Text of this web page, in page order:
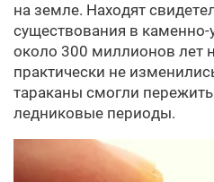
на земле. Находят
существования в
около 300 миллионов лет
практически не
тараканы смогли
ледниковые периоды.